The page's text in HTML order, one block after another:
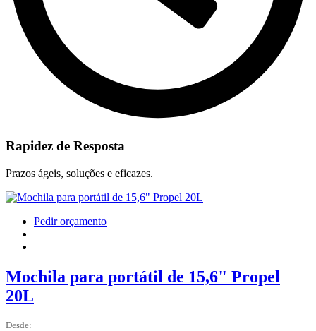
Rapidez de Resposta
Prazos ágeis, soluções e eficazes.
Pedir orçamento
Mochila para portátil de 15,6" Propel
20L
Desde: